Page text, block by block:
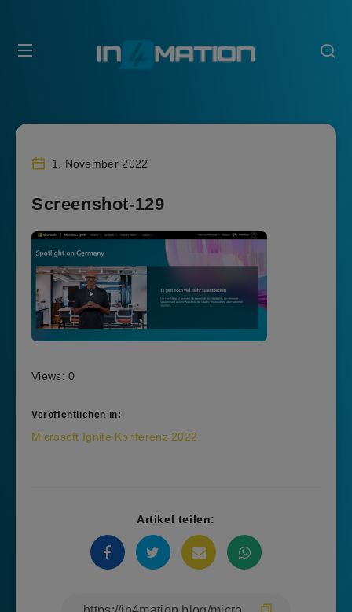
1. November 2022
Screenshot-129
Views: 0
Veröffentlichen in:
Beitragsnavigation
Microsoft Ignite Konferenz 2022
Artikel teilen: